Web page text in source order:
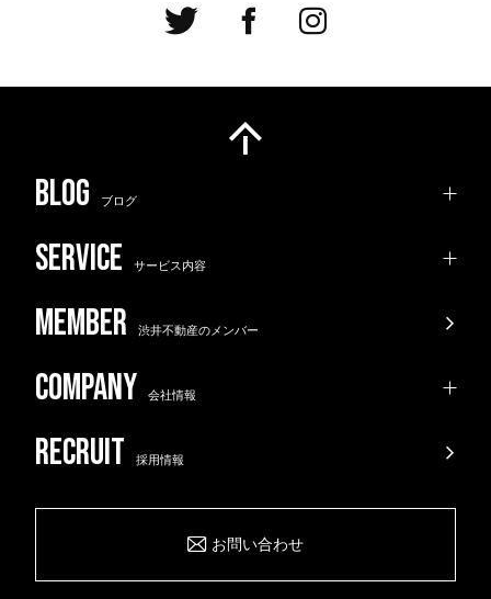
ブログ
サービス内容
渋井不動産のメンバー
会社情報
採用情報
お問い合わせ